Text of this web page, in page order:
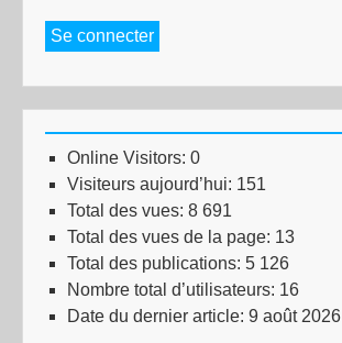
Se connecter
Online Visitors: 0
Visiteurs aujourd’hui: 151
Total des vues: 8 691
Total des vues de la page: 13
Total des publications: 5 126
Nombre total d’utilisateurs: 16
Date du dernier article: 9 août 2026